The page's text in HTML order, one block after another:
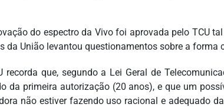
do espectro da Vivo foi aprovada pelo TCU
da União levantou questionamentos sobre a
recorda que, segundo a Lei Geral de
da primeira autorização (20 anos), e que um
não estiver fazendo uso racional e adequado